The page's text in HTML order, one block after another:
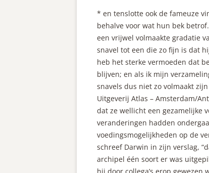
* en tenslotte ook de fameuze
behalve voor wat hun bek
een vrijwel volmaakte gradatie
snavel tot een die zo fijn is dat
heb het sterke vermoeden dat
blijven; en als ik mijn
snavels dus niet zo volmaakt zijn
Uitgeverij Atlas – Amsterdam/
dat ze wellicht een gezamelijke
veranderingen hadden
voedingsmogelijkheden op de
schreef Darwin in zijn verslag,
archipel één soort er was